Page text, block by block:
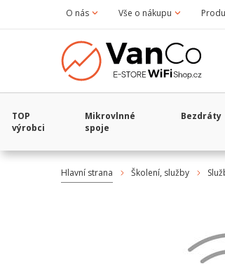
O nás Vše o nákupu
TOP
výrobci
Mikrovlnné
spoje
Bezdráty
Hlavní strana Školení, služby